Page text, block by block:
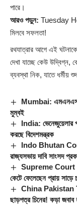
পারে।
আরও পড়ুন: Tuesday
মিলবে সফলতা!
রথযাত্রার আগে এই
দেখা যাচ্ছে কেউ উদ্বিগ্ন,
ব্যবস্থা নিক, যাতে ধর্মীয়
Mumbai: এমএনএস-র
মুম্বই
India: ভেনেজুয়েলার
করছে বিদেশমন্ত্রক
Indo Bhutan
রাজ্যসভায় দাবি সাংসদ
Supreme Court
কেটে ফেলেছেন প্রায় সাড়ে
China Pakistan
ছাড়পত্র চিনের! কড়া জবাব